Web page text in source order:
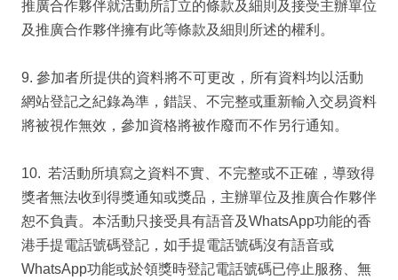
推廣合作夥伴就活動所訂立的條款及細則及接受主辦單位
及推廣合作夥伴擁有此等條款及細則所述的權利。
9. 參加者所提供的資料將不可更改，所有資料均以活動
網站登記之紀錄為準，錯誤、不完整或重新輸入交易資料
將被視作無效，參加資格將被作廢而不作另行通知。
10. 若活動所填寫之資料不實、不完整或不正確，導致得
獎者無法收到得獎通知或獎品，主辦單位及推廣合作夥伴
恕不負責。本活動只接受具有語音及WhatsApp功能的香
港手提電話號碼登記，如手提電話號碼沒有語音或
WhatsApp功能或於領獎時登記電話號碼已停止服務、無